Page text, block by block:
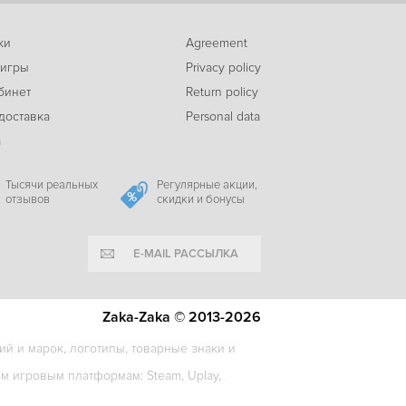
Agreement
Privacy policy
Return policy
Personal data
Тысячи реальных
отзывов
Регулярные акции,
скидки и бонусы
E-MAIL РАССЫЛКА
и марок, логотипы, товарные знаки и
игровым платформам: Steam, Uplay,
Zaka-Zaka © 2013-2026